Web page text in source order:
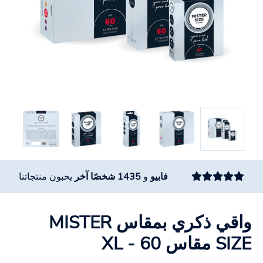
فابيو و 1435 شخصًا آخر يحبون منتجاتنا
واقي ذكري بمقاس MISTER
SIZE مقاس 60 - XL